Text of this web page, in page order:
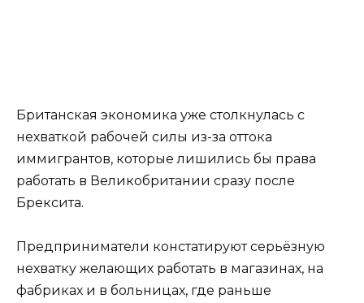
Британская экономика уже столкнулась с
нехваткой рабочей силы из-за оттока
иммигрантов, которые лишились бы права
работать в Великобритании сразу после
Брексита.
Предприниматели констатируют серьёзную
нехватку желающих работать в магазинах, на
фабриках и в больницах, где раньше